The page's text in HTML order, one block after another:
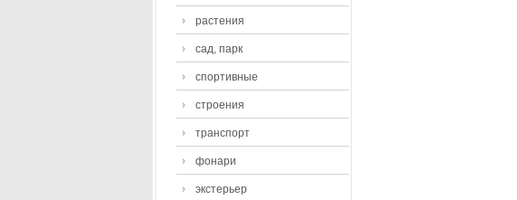
растения
сад, парк
спортивные
строения
транспорт
фонари
экстерьер